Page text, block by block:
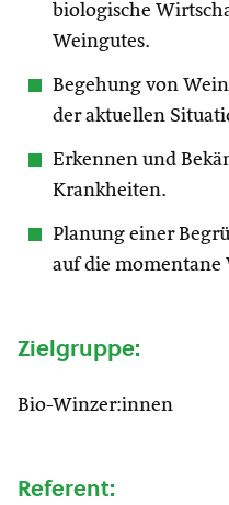
biologische
Weingutes.
Begehung von
der aktuellen
Erkennen und
Krankheiten.
Planung einer
auf die momentane
Zielgruppe:
Bio-Winzer:innen
Referent: